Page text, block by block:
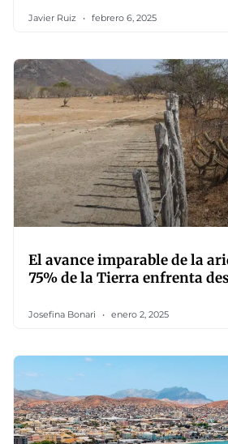
Javier Ruiz febrero 6, 2025
El avance imparable de la
75% de la Tierra enfrenta
Josefina Bonari enero 2, 2025